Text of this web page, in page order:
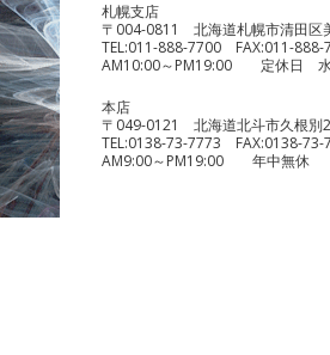
札幌支店
〒004-0811 北海道札幌市清田区
TEL:011-888-7700 FAX:011-888-
AM10:00～PM19:00 定休日 水
本店
〒049-0121 北海道北斗市久根別
TEL:0138-73-7773 FAX:0138-73-
AM9:00～PM19:00 年中無休